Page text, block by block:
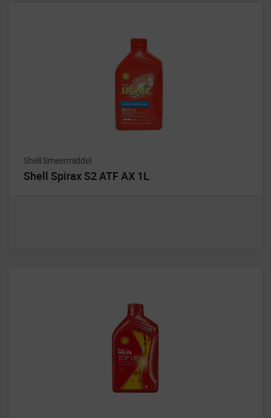
Shell Smeermiddel
Shell Spirax S2 ATF AX 1L